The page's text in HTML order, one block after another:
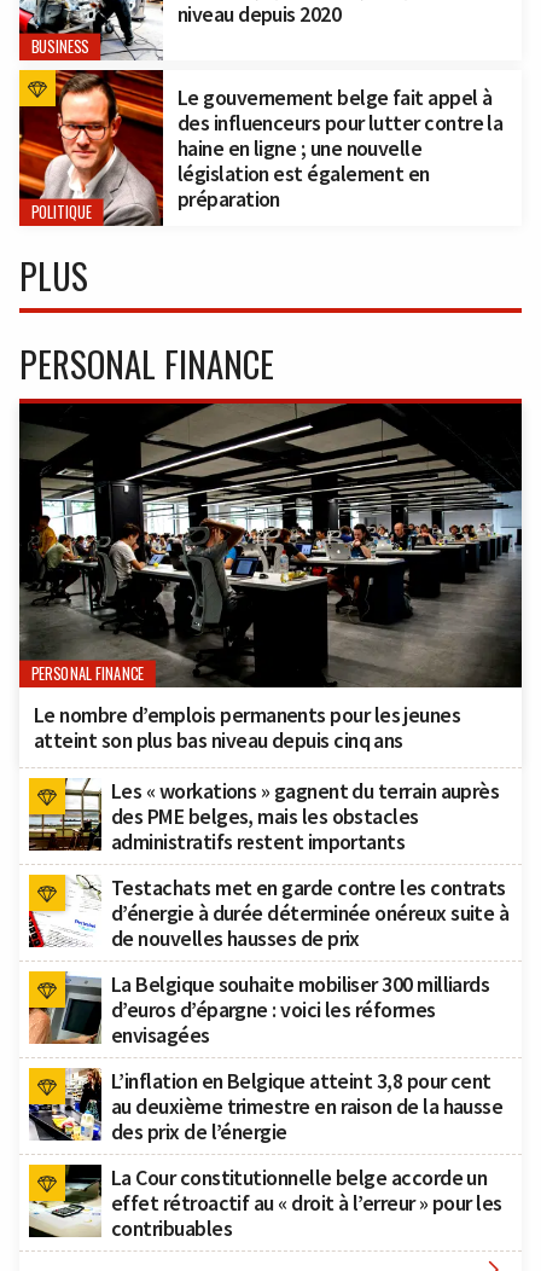
BUSINESS
niveau depuis 2020
POLITIQUE
Le gouvernement belge fait appel à
des influenceurs pour lutter contre la
haine en ligne ; une nouvelle
législation est également en
préparation
PLUS
PERSONAL FINANCE
PERSONAL FINANCE
Le nombre d’emplois permanents pour les jeunes
atteint son plus bas niveau depuis cinq ans
Les « workations » gagnent du terrain auprès
des PME belges, mais les obstacles
administratifs restent importants
Testachats met en garde contre les contrats
d’énergie à durée déterminée onéreux suite à
de nouvelles hausses de prix
La Belgique souhaite mobiliser 300 milliards
d’euros d’épargne : voici les réformes
envisagées
L’inflation en Belgique atteint 3,8 pour cent
au deuxième trimestre en raison de la hausse
des prix de l’énergie
La Cour constitutionnelle belge accorde un
effet rétroactif au « droit à l’erreur » pour les
contribuables